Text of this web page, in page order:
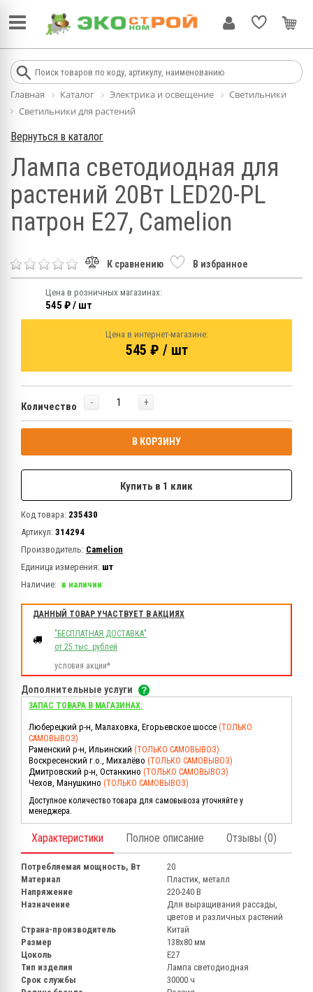
Главная Каталог Электрика и освещение
Светильники
Светильники для растений
Вернуться в каталог
Лампа светодиодная для
растений 20Вт LED20-PL
патрон E27, Camelion
К сравнению В избранное
Цена в розничных магазинах:
545 ₽ / шт
Цена в интернет-магазине:
545 ₽ / шт
Количество - +
В КОРЗИНУ
Купить в 1 клик
Код товара: 235430
Артикул: 314294
Производитель: Camelion
Единица измерения: шт
Наличие: в наличии
ДАННЫЙ ТОВАР УЧАСТВУЕТ В АКЦИЯХ
"БЕСПЛАТНАЯ ДОСТАВКА"
от 25 тыс. рублей
условия акции*
Дополнительные услуги
ЗАПАС ТОВАРА В МАГАЗИНАХ:
Люберецкий р-н, Малаховка, Егорьевское шоссе (ТОЛЬКО
САМОВЫВОЗ)
Раменский р-н, Ильинский (ТОЛЬКО САМОВЫВОЗ)
Воскресенский г.о., Михалёво (ТОЛЬКО САМОВЫВОЗ)
Дмитровский р-н, Останкино (ТОЛЬКО САМОВЫВОЗ)
Чехов, Манушкино (ТОЛЬКО САМОВЫВОЗ)
Доступное количество товара для самовывоза уточняйте у
менеджера.
Характеристики Полное описание Отзывы (0)
Потребляемая мощность, Вт
20
Материал
Пластик, металл
Напряжение
220-240 В
Назначение
Для выращивания рассады,
цветов и различных растений
Страна-производитель
Китай
Размер
138х80 мм
Цоколь
Е27
Тип изделия
Лампа светодиодная
Срок службы
30000 ч